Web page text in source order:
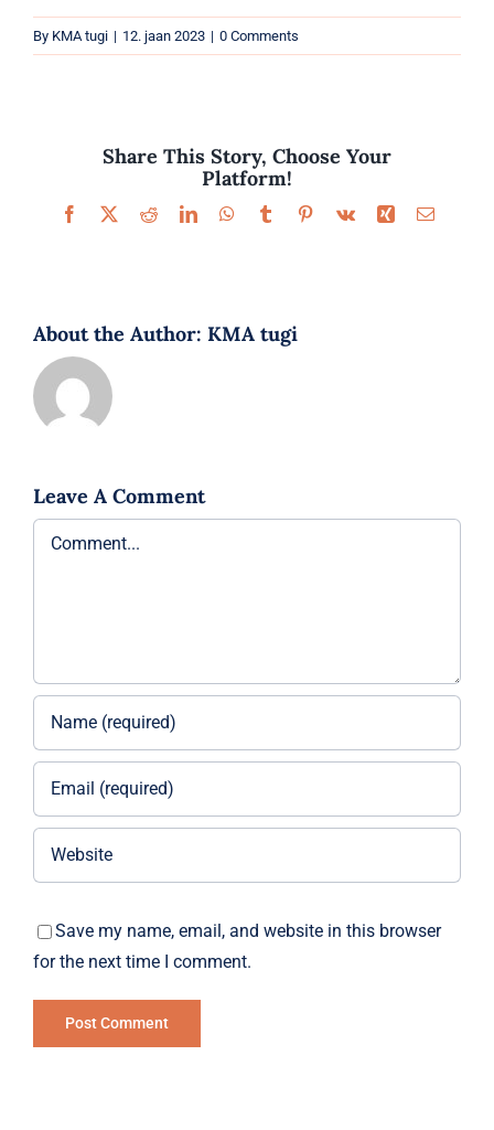
By KMA tugi | 12. jaan 2023 | 0 Comments
Share This Story, Choose Your
Platform!
Facebook
X RedditLinkedInWhatsApp
TumblrPinterest
Vk Xing Email
About the Author: KMA tugi
Leave A Comment
Comment
Save my name, email, and website in this browser
for the next time I comment.